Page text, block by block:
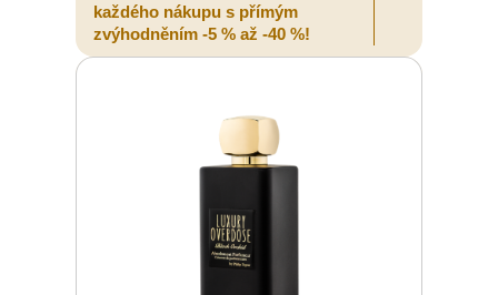
každého nákupu s přímým
zvýhodněním -5 % až -40 %!